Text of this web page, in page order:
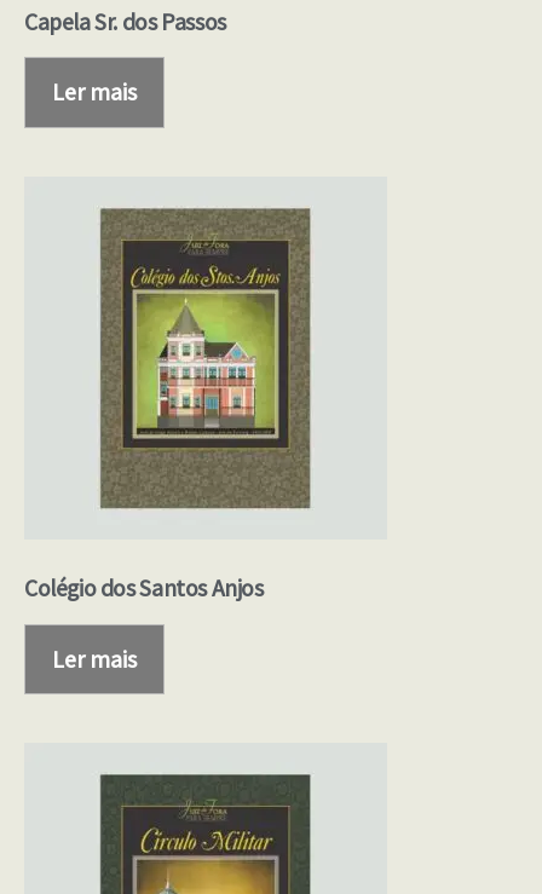
Capela Sr. dos Passos
Ler mais
Colégio dos Santos Anjos
Ler mais